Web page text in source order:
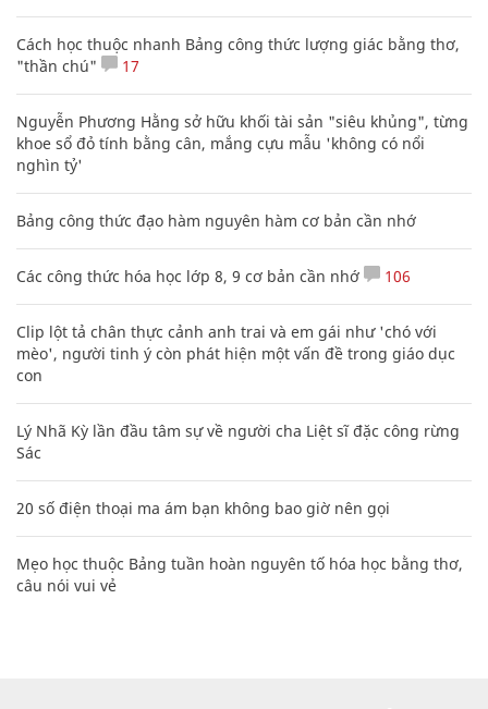
Cách học thuộc nhanh Bảng công thức lượng giác bằng thơ,
"thần chú"
17
Nguyễn Phương Hằng sở hữu khối tài sản "siêu khủng", từng
khoe sổ đỏ tính bằng cân, mắng cựu mẫu 'không có nổi
nghìn tỷ'
Bảng công thức đạo hàm nguyên hàm cơ bản cần nhớ
Các công thức hóa học lớp 8, 9 cơ bản cần nhớ 106
Clip lột tả chân thực cảnh anh trai và em gái như 'chó với
mèo', người tinh ý còn phát hiện một vấn đề trong giáo dục
con
Lý Nhã Kỳ lần đầu tâm sự về người cha Liệt sĩ đặc công rừng
Sác
20 số điện thoại ma ám bạn không bao giờ nên gọi
Mẹo học thuộc Bảng tuần hoàn nguyên tố hóa học bằng thơ,
câu nói vui vẻ